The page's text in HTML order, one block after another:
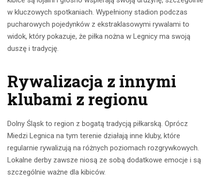
w kluczowych spotkaniach. Wypełniony stadion podczas
pucharowych pojedynków z ekstraklasowymi rywalami to
widok, który pokazuje, że piłka nożna w Legnicy ma swoją
duszę i tradycję.
Rywalizacja z innymi
klubami z regionu
Dolny Śląsk to region z bogatą tradycją piłkarską. Oprócz
Miedzi Legnica na tym terenie działają inne kluby, które
regularnie rywalizują na różnych poziomach rozgrywkowych.
Lokalne derby zawsze niosą ze sobą dodatkowe emocje i są
szczególnie ważne dla kibiców.